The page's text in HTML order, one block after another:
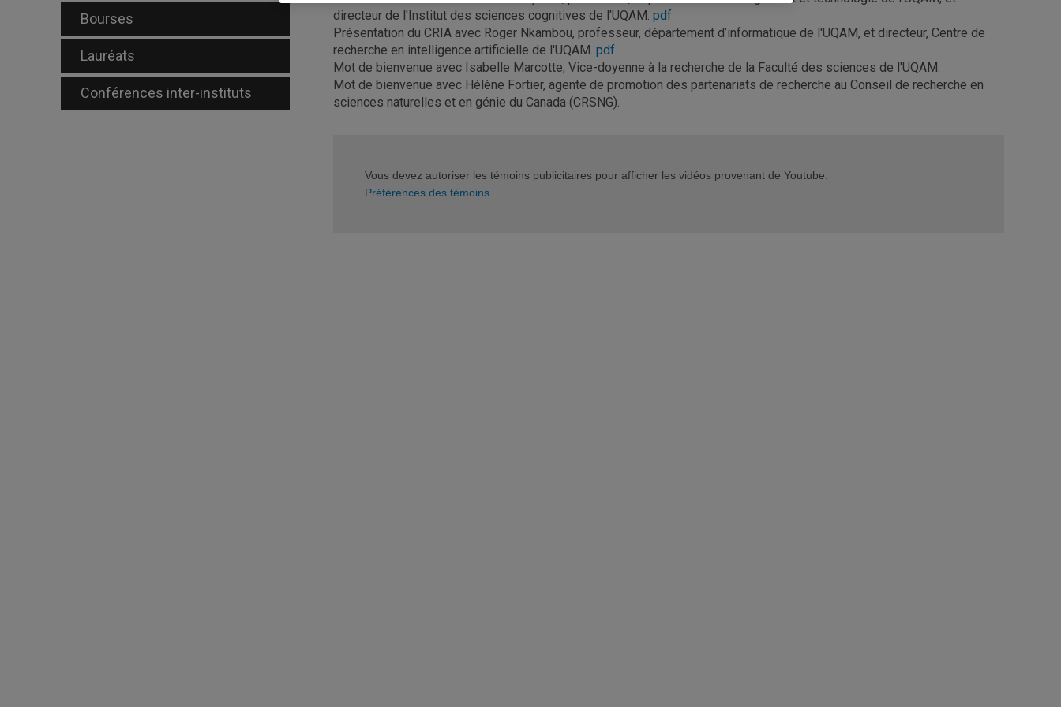
Bourses
Lauréats
Conférences inter-instituts
directeur de l'Institut des sciences cognitives de l'UQAM. pdf
Présentation du CRIA avec Roger Nkambou, professeur, département d’informatique de l'UQAM, et directeur, Centre de
recherche en intelligence artificielle de l'UQAM. pdf
Mot de bienvenue avec Isabelle Marcotte, Vice-doyenne à la recherche de la Faculté des sciences de l'UQAM.
Mot de bienvenue avec Hélène Fortier, agente de promotion des partenariats de recherche au Conseil de recherche en
sciences naturelles et en génie du Canada (CRSNG).
Vous devez autoriser les témoins publicitaires pour afficher les vidéos provenant de Youtube.
Préférences des témoins